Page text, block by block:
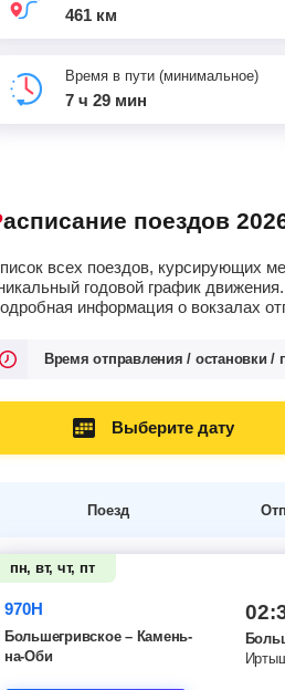
461 км
Время в пути (минимальное)
7 ч 29 мин
Расписание поездов
всех поездов, курсирующих
годовой график
информация о вокзалах
Время отправления / остановки /
Выберите дату
Поезд
пн, вт, чт, пт
970Н
Большегривское – Камень-
на-Оби